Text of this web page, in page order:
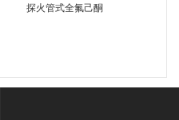
探火管式全氟己酮